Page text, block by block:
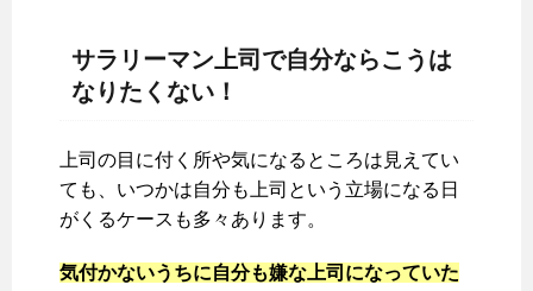
サラリーマン上司で自分ならこうは
なりたくない！
上司の目に付く所や気になるところは見えてい
ても、いつかは自分も上司という立場になる日
がくるケースも多々あります。
気付かないうちに自分も嫌な上司になっていた